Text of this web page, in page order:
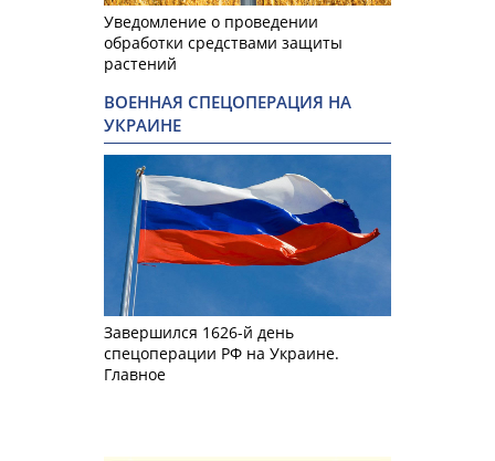
Уведомление о проведении
обработки средствами защиты
растений
ВОЕННАЯ СПЕЦОПЕРАЦИЯ НА
УКРАИНЕ
Завершился 1626-й день
спецоперации РФ на Украине.
Главное